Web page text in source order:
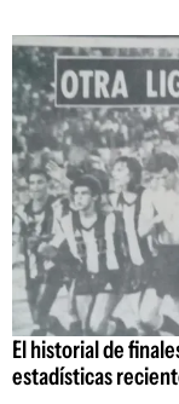
El historial de
estadísticas